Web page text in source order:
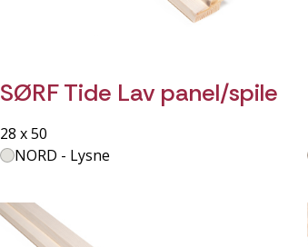
SØRF Tide Lav panel/spile
28 x 50
NORD - Lysne